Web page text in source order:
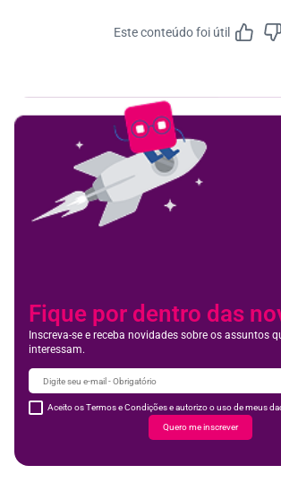
Este conteúdo foi útil
Fique por dentro das
Inscreva-se e receba novidades sobre os assuntos
interessam.
Aceito os Termos e Condições e autorizo o uso de meus
Quero me inscrever